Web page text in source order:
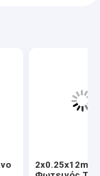
2x0.25x12mm